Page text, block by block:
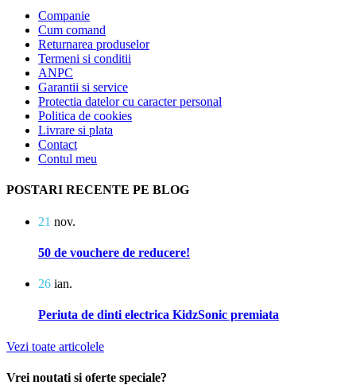
Companie
Cum comand
Returnarea produselor
Termeni si conditii
ANPC
Garantii si service
Protectia datelor cu caracter personal
Politica de cookies
Livrare si plata
Contact
Contul meu
POSTARI RECENTE PE BLOG
21 nov.
50 de vouchere de reducere!
26 ian.
Periuta de dinti electrica KidzSonic premiata
Vezi toate articolele
Vrei noutati si oferte speciale?